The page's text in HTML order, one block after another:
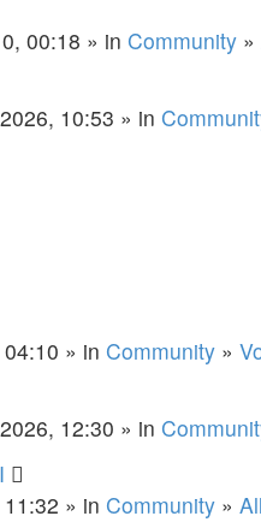
00:18 » in Community »
10:53 » in
» in Community »
12:30 » in
» in Community »